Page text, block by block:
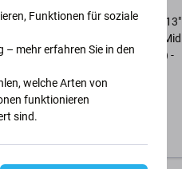
Apple MacBook Pro 13"
A1708 (Late 2016 - Mid
2017), A2159 (2019) -
Funktionen für soziale
– mehr erfahren Sie in den
welche Arten von
funktionieren
sind.